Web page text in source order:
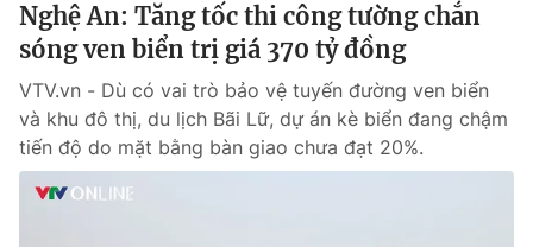
Nghệ An: Tăng tốc thi công tường chắn
sóng ven biển trị giá 370 tỷ đồng
VTV.vn - Dù có vai trò bảo vệ tuyến đường ven biển
và khu đô thị, du lịch Bãi Lữ, dự án kè biển đang chậm
tiến độ do mặt bằng bàn giao chưa đạt 20%.